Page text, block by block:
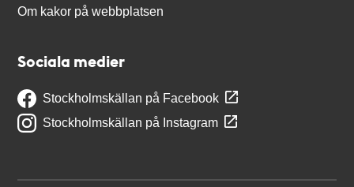
Om kakor på webbplatsen
Sociala medier
Stockholmskällan på Facebook
Stockholmskällan på Instagram